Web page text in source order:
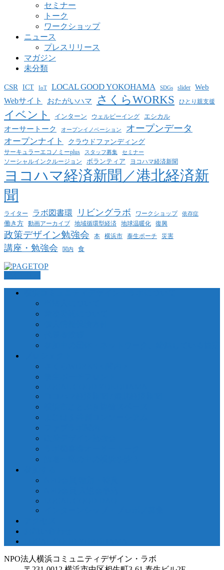
セミナー
トーク
ワークショップ
ニュース
プレスリリース
マガジン
未分類
CSR ICT IoT LOCAL GOOD YOKOHAMA SDGs slider Web
Webサイト おたがいハマ さくらWORKS ひとり親支援
イベント インターン ウェルビーイング エシカル
オーサートーク オープンイノベーション オープンデータ
オープンナイト クラウドファンディング
サーキュラーエコノミーplus スタッフ募集 セミナー
ソーシャルインクルージョン ボランティア ヨコハマ経済新聞
ヨコハマ経済新聞／港北経済新
聞
ライター ラボ図書環 リビングラボ ワークショップ 依存症
働き方 動画アーカイブ 地域循環型経済 地球温暖化 復興
政策デザイン勉強会 本 横浜市 泰生ポーチ 災害
講座・勉強会 関内 食
NPO法人横浜コミュニティデザイン・ラボ